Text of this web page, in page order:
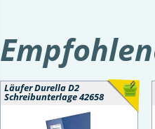
Läufer Durella D2
Schreibunterlage 42658